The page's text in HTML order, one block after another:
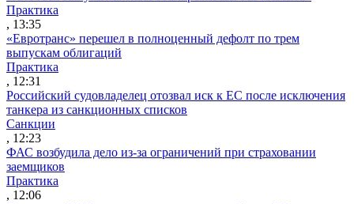
Практика
, 13:35
«Евротранс» перешел в полноценный дефолт по трем
выпускам облигаций
Практика
, 12:31
Российский судовладелец отозвал иск к ЕС после исключения
танкера из санкционных списков
Санкции
, 12:23
ФАС возбудила дело из-за ограничений при страховании
заемщиков
Практика
, 12:06